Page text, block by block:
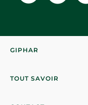
GIPHAR
TOUT SAVOIR